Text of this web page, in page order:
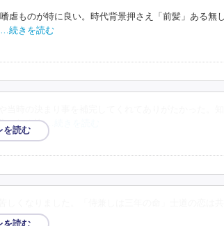
ものが特に良い。時代背景押さえ「前髪」ある無
…続きを読む
となる的 …続きを読む